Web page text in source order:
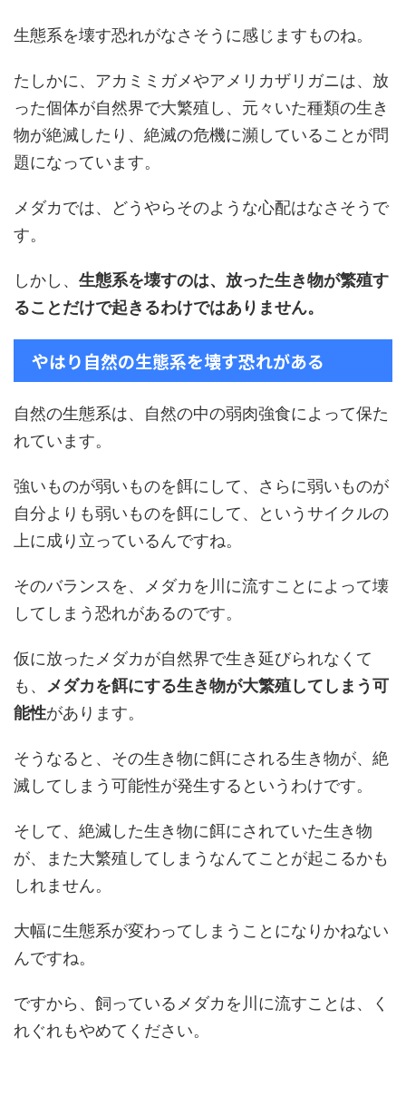
生態系を壊す恐れがなさそうに感じますものね。
たしかに、アカミミガメやアメリカザリガニは、放
った個体が自然界で大繁殖し、元々いた種類の生き
物が絶滅したり、絶滅の危機に瀕していることが問
題になっています。
メダカでは、どうやらそのような心配はなさそうで
す。
しかし、 生態系を壊すのは、放った生き物が繁殖す
ることだけで起きるわけではありません。
やはり自然の生態系を壊す恐れがある
自然の生態系は、自然の中の弱肉強食によって保た
れています。
強いものが弱いものを餌にして、さらに弱いものが
自分よりも弱いものを餌にして、というサイクルの
上に成り立っているんですね。
そのバランスを、メダカを川に流すことによって壊
してしまう恐れがあるのです。
仮に放ったメダカが自然界で生き延びられなくて
も、
メダカを餌にする生き物が大繁殖してしまう可
能性があります。
そうなると、その生き物に餌にされる生き物が、絶
滅してしまう可能性が発生するというわけです。
そして、絶滅した生き物に餌にされていた生き物
が、また大繁殖してしまうなんてことが起こるかも
しれません。
大幅に生態系が変わってしまうことになりかねない
んですね。
ですから、飼っているメダカを川に流すことは、く
れぐれもやめてください。